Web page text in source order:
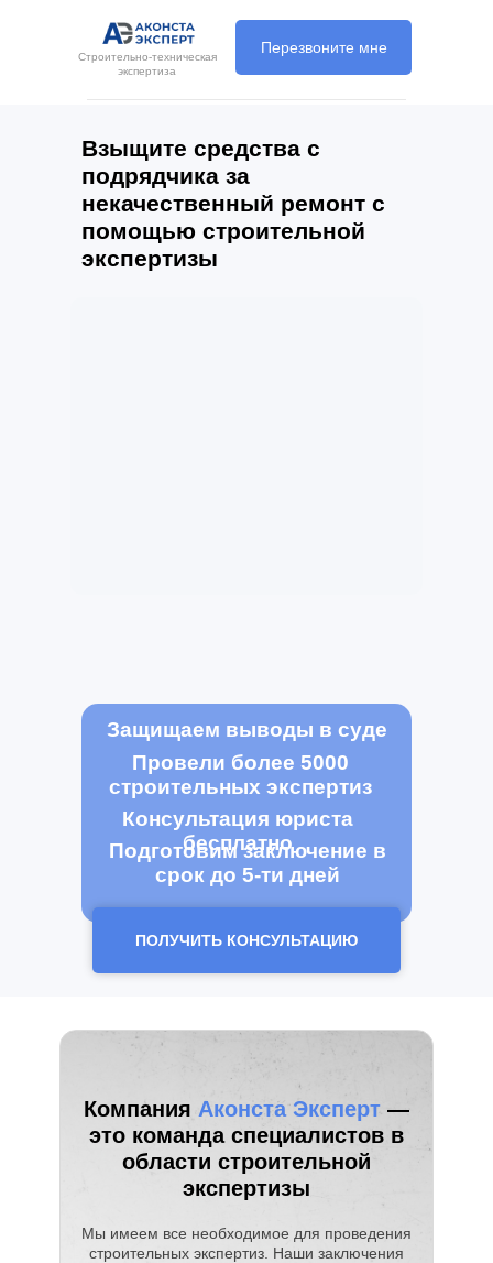
Перезвоните мне
Строительно-техническая
экспертиза
Взыщите средства с
подрядчика за
некачественный ремонт с
помощью строительной
экспертизы
Подготовим заключение в
срок до 5-ти дней
Консультация юриста
бесплатно
Защищаем выводы в суде
Провели более 5000
строительных экспертиз
ПОЛУЧИТЬ КОНСУЛЬТАЦИЮ
Компания Аконста Эксперт —
это команда специалистов в
области строительной
экспертизы
Мы имеем все необходимое для проведения
строительных экспертиз. Наши заключения